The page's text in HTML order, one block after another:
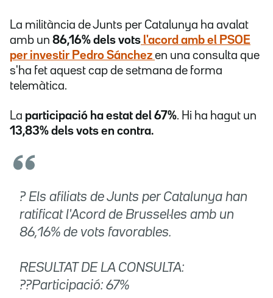
La militància de Junts per Catalunya ha avalat
amb un 86,16% dels vots l'acord amb el PSOE
per investir Pedro Sánchez en una consulta que
s'ha fet aquest cap de setmana de forma
telemàtica.
La participació ha estat del 67%. Hi ha hagut un
13,83% dels vots en contra.
? Els afiliats de Junts per Catalunya han
ratificat l'Acord de Brussel·les amb un
86,16% de vots favorables.
RESULTAT DE LA CONSULTA:
??Participació: 67%